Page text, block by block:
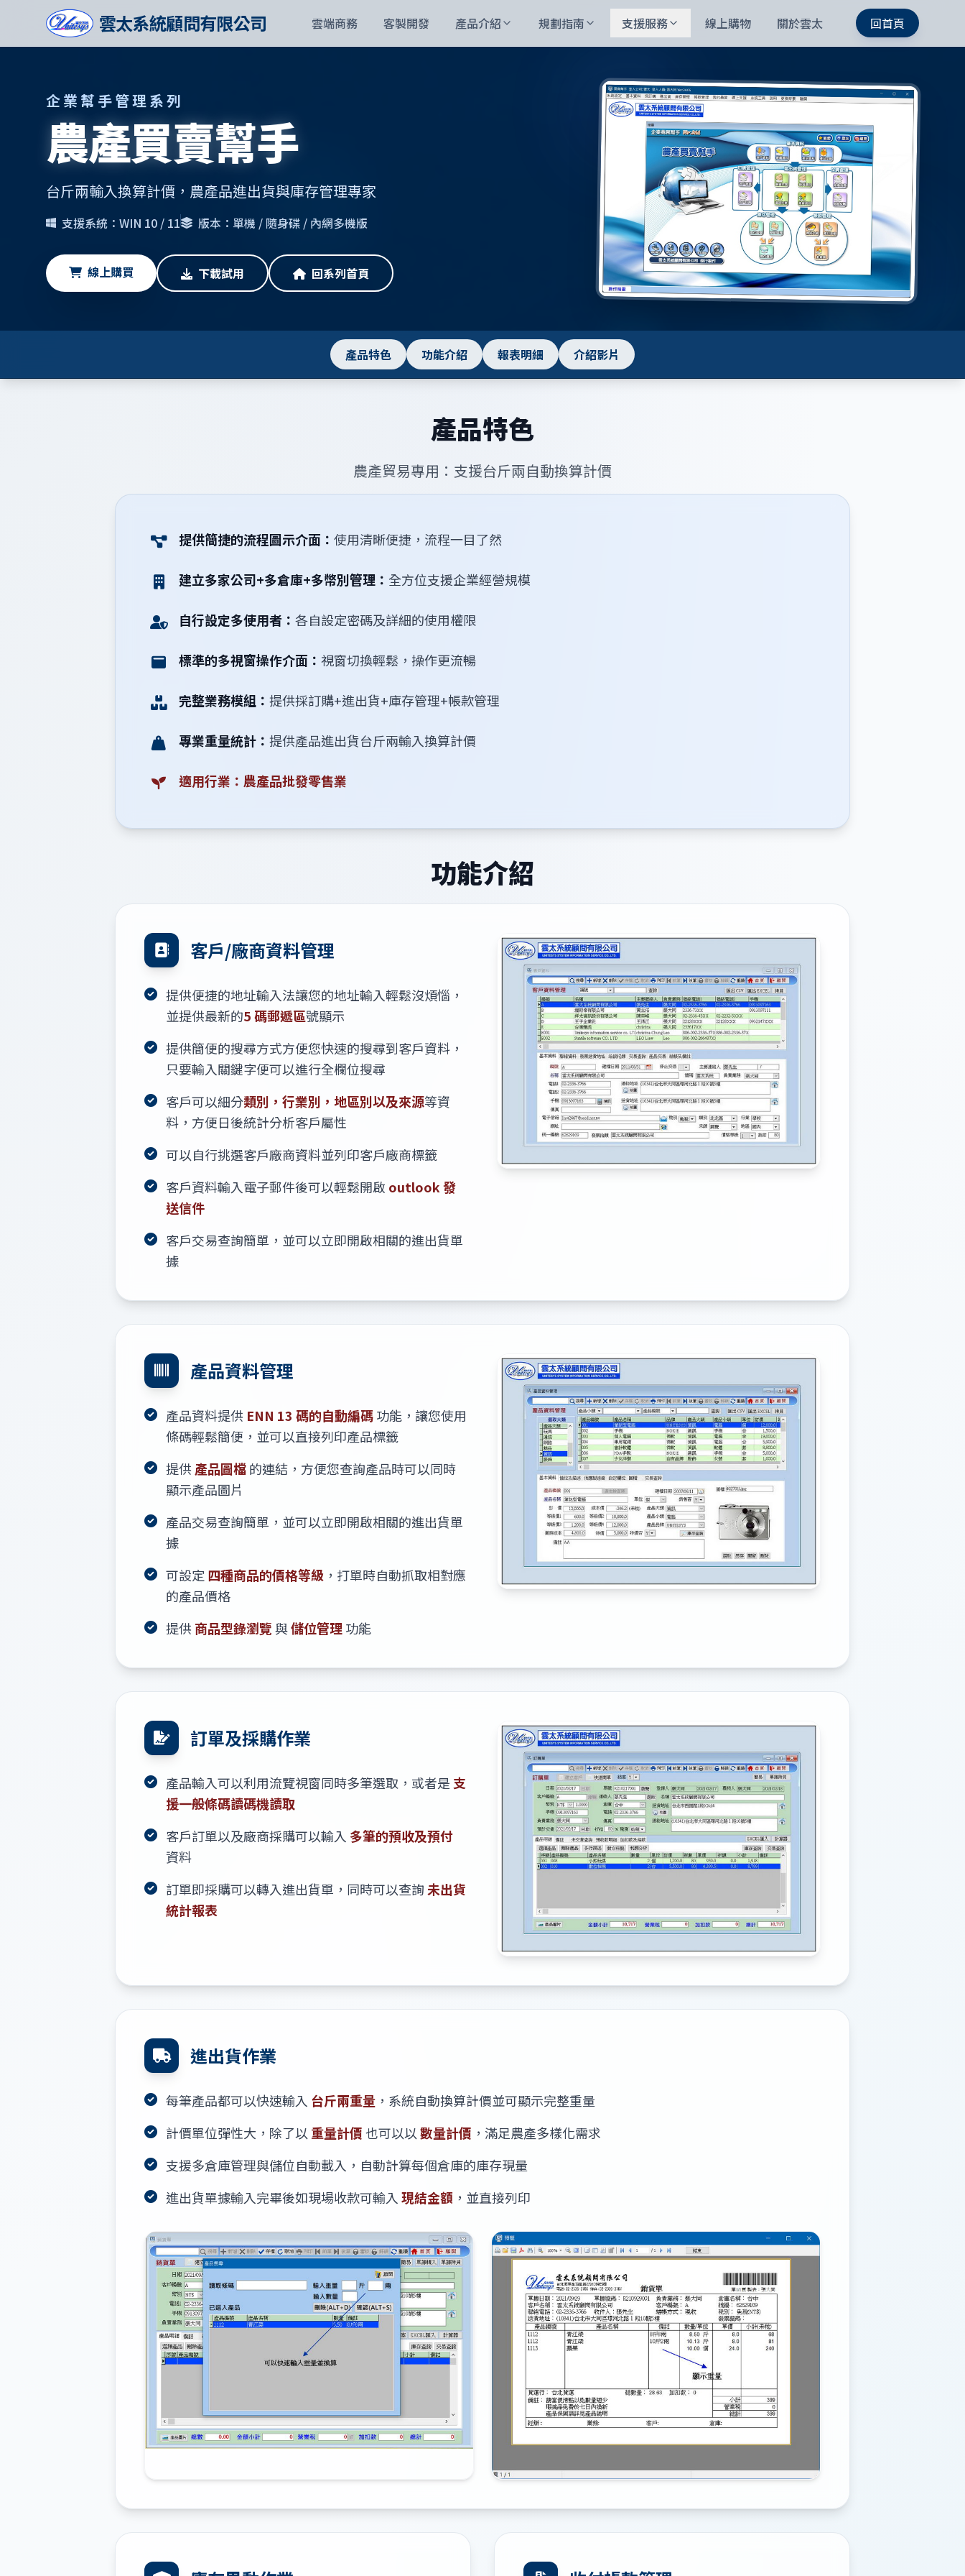
雲太系統顧問有限公司 雲端商務 客製開發 產品介紹 規劃指南 支援服務 線上購物 關於雲太 回首頁
企業幫手管理系列
農產買賣幫手
台斤兩輸入換算計價，農產品進出貨與庫存管理專家
支援系統：WIN 10 / 11 版本：單機 / 隨身碟 / 內網多機版
線上購買 下載試用 回系列首頁
產品特色 功能介紹 報表明細 介紹影片
產品特色
農產貿易專用：支援台斤兩自動換算計價
提供簡捷的流程圖示介面： 使用清晰便捷，流程一目了然
建立多家公司+多倉庫+多幣別管理： 全方位支援企業經營規模
自行設定多使用者： 各自設定密碼及詳細的使用權限
標準的多視窗操作介面： 視窗切換輕鬆，操作更流暢
完整業務模組： 提供採訂購+進出貨+庫存管理+帳款管理
專業重量統計： 提供產品進出貨台斤兩輸入換算計價
適用行業：農產品批發零售業
功能介紹
客戶/廠商資料管理
提供便捷的地址輸入法讓您的地址輸入輕鬆沒煩惱，
並提供最新的5 碼郵遞區號顯示
提供簡便的搜尋方式方便您快速的搜尋到客戶資料，
只要輸入關鍵字便可以進行全欄位搜尋
客戶可以細分類別，行業別，地區別以及來源等資
料，方便日後統計分析客戶屬性
可以自行挑選客戶廠商資料並列印客戶廠商標籤
客戶資料輸入電子郵件後可以輕鬆開啟 outlook 發
送信件
客戶交易查詢簡單，並可以立即開啟相關的進出貨單
據
產品資料管理
產品資料提供 ENN 13 碼的自動編碼功能，讓您使用
條碼輕鬆簡便，並可以直接列印產品標籤
提供 產品圖檔的連結，方便您查詢產品時可以同時
顯示產品圖片
產品交易查詢簡單，並可以立即開啟相關的進出貨單
據
可設定 四種商品的價格等級 ，打單時自動抓取相對應
的產品價格
提供 商品型錄瀏覽與儲位管理 功能
訂單及採購作業
產品輸入可以利用流覽視窗同時多筆選取，或者是 支
援一般條碼讀碼機讀取
客戶訂單以及廠商採購可以輸入 多筆的預收及預付
資料
訂單即採購可以轉入進出貨單，同時可以查詢 未出貨
統計報表
進出貨作業
每筆產品都可以快速輸入 台斤兩重量 ，系統自動換算計價並可顯示完整重量
計價單位彈性大，除了以 重量計價也可以以 數量計價 ，滿足農產多樣化需求
支援多倉庫管理與儲位自動載入，自動計算每個倉庫的庫存現量
進出貨單據輸入完畢後如現場收款可輸入 現結金額 ，並直接列印